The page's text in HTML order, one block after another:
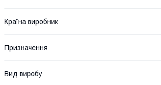
Країна виробник
Призначення
Вид виробу